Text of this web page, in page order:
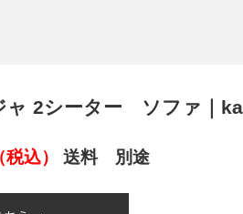
ャ 2シーター ソファ｜
込） 送料 別途